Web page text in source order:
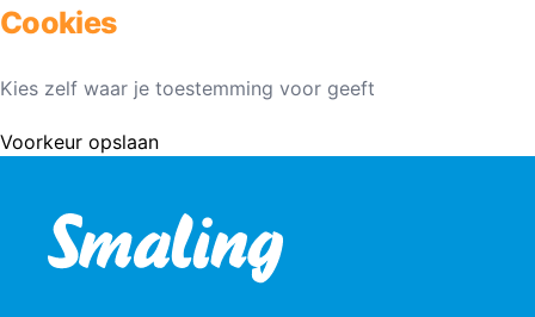
Cookies
Kies zelf waar je toestemming voor geeft
Voorkeur opslaan